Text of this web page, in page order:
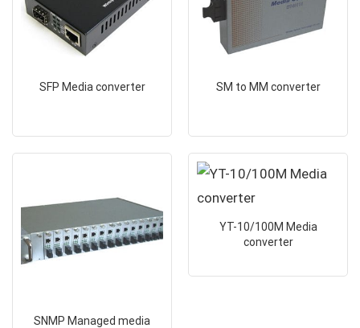
SFP Media converter SM to MM converter
SNMP Managed media
YT-10/100M Media
converter